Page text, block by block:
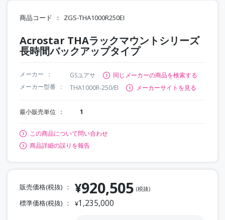
商品コード ZGS-THA1000R250EI
Acrostar THAラックマウントシリーズ
長時間バックアップタイプ
メーカー GSユアサ
同じメーカーの商品を検索する
メーカー型番
THA1000R-250/EI メーカーサイトを見る
最小販売単位 1
この商品について問い合わせ
商品詳細の誤りを報告
販売価格(税抜) ¥920,505 (税抜)
標準価格(税抜) ¥1,235,000